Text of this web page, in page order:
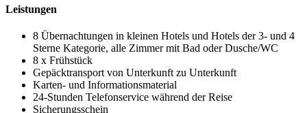
Leistungen
8 Übernachtungen in kleinen Hotels und Hotels der 3- und 4
Sterne Kategorie, alle Zimmer mit Bad oder Dusche/WC
8 x Frühstück
Gepäcktransport von Unterkunft zu Unterkunft
Karten- und Informationsmaterial
24-Stunden Telefonservice während der Reise
Sicherungsschein